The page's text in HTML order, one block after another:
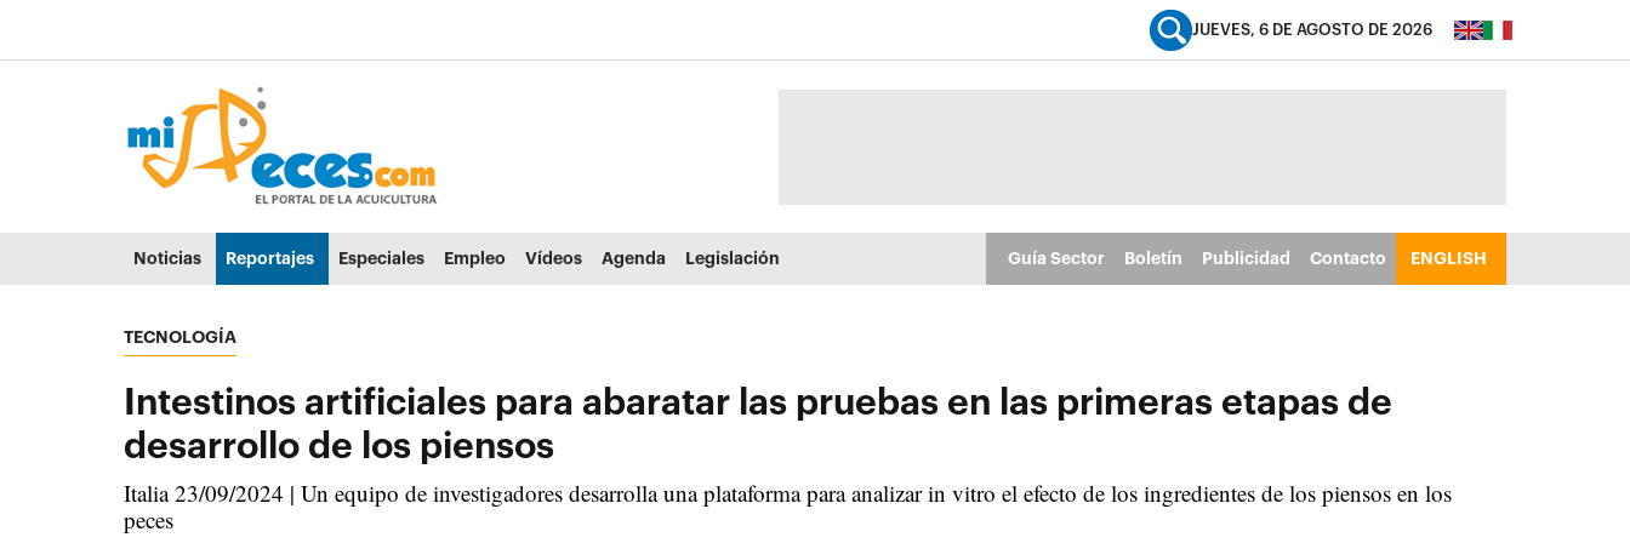
Ir al menú principal (alt + u)
JUEVES, 6 DE AGOSTO DE 2026
Noticias Reportajes Especiales Empleo Vídeos Agenda Legislación Guía Sector Boletín Publicidad Contacto ENGLISH
TECNOLOGÍA
Intestinos artificiales para abaratar las pruebas en las primeras etapas de
desarrollo de los piensos
Italia 23/09/2024 | Un equipo de investigadores desarrolla una plataforma para analizar in vitro el efecto de los ingredientes de los piensos en los
peces